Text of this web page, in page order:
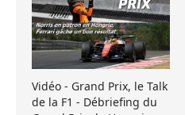
Vidéo - Grand Prix, le Talk
de la F1 - Débriefing du